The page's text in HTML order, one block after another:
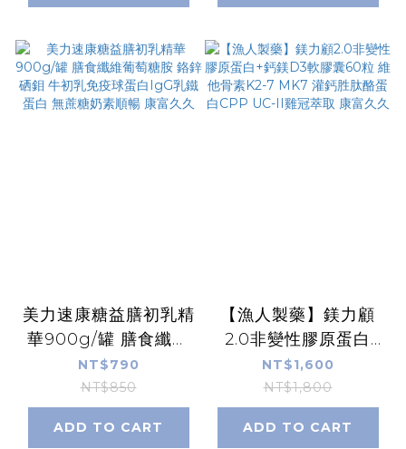
美力速康糖益膳初乳精
華900g/罐 膳食纖維
葡萄糖胺 鉻鋅硒鉬 牛
初乳免疫球蛋白IgG乳
鐵蛋白 無蔗糖奶素順
暢 康富久久
NT$790
NT$850
ADD TO CART
【漁人製藥】鎂力顧
2.0非變性膠原蛋白
+鈣鎂D3軟膠囊60粒
維他骨素K2-7 MK7
灌鈣胜肽酪蛋白CPP
UC-II雞冠萃取 康富久
NT$1,600
NT$1,800
ADD TO CART